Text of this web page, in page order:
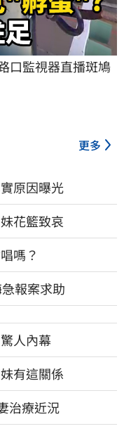
口監視器直播斑鳩
更多
原因曝光
花籃致哀
嗎？
報案求助
人內幕
有這關係
治療近況